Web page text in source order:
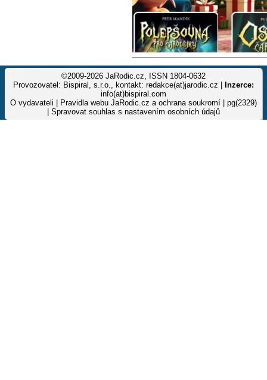
©2009-2026 JaRodic.cz, ISSN 1804-0632
Provozovatel: Bispiral, s.r.o., kontakt: redakce(at)jarodic.cz |
Inzerce:
info(at)bispiral.com
O vydavateli
Pravidla webu JaRodic.cz a ochrana soukromí | pg(2329)
Spravovat souhlas s nastavením osobních údajů